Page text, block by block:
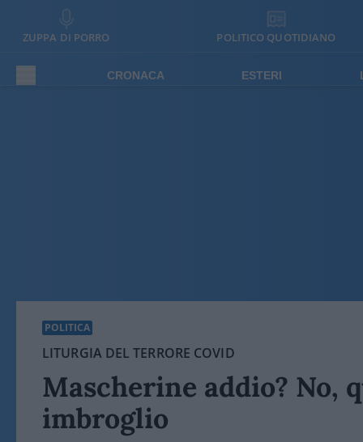
ZUPPA DI PORRO POLITICO QUOTIDIANO
CRONACA ESTERI
POLITICA
LITURGIA DEL TERRORE COVID
Mascherine addio? No,
imbroglio